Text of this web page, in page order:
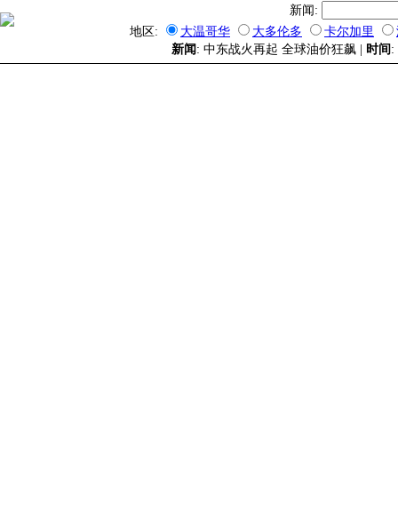
新闻:
地区:
大温哥华 大多伦多 卡尔加里
新闻 : 中东战火再起 全球油价狂飙 | 时间 :